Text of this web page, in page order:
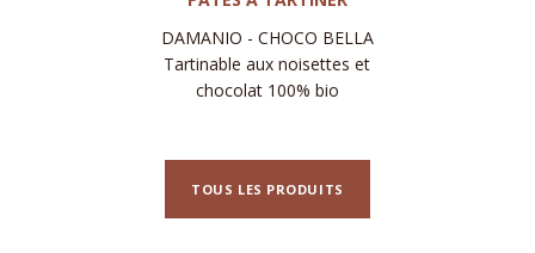
DAMANIO - CHOCO BELLA
Tartinable aux noisettes et
chocolat 100% bio
TOUS LES PRODUITS